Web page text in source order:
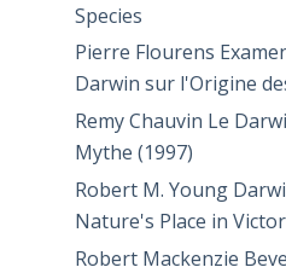
Species
Pierre Flourens
Darwin sur l'Origine
Remy Chauvin Le
Mythe (1997)
Robert M. Young
Nature's Place in
Robert Mackenzie